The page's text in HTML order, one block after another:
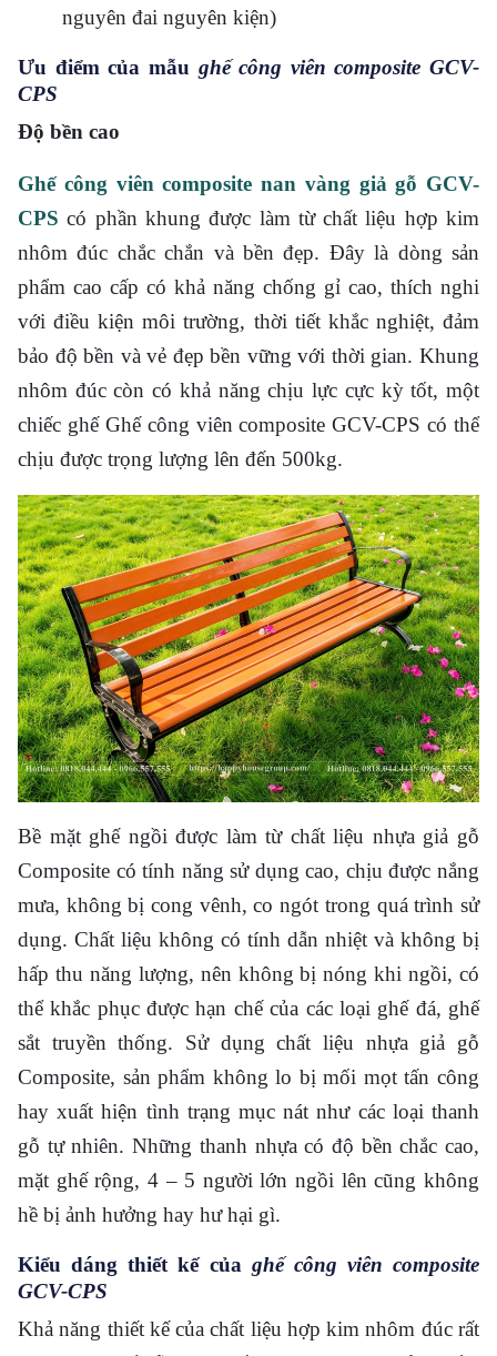
nguyên đai nguyên kiện)
Ưu điểm của mẫu ghế công viên composite GCV-
CPS
Độ bền cao
Ghế công viên composite nan vàng giả gỗ GCV-
CPS có phần khung được làm từ chất liệu hợp kim
nhôm đúc chắc chắn và bền đẹp. Đây là dòng sản
phẩm cao cấp có khả năng chống gỉ cao, thích nghi
với điều kiện môi trường, thời tiết khắc nghiệt, đảm
bảo độ bền và vẻ đẹp bền vững với thời gian. Khung
nhôm đúc còn có khả năng chịu lực cực kỳ tốt, một
chiếc ghế Ghế công viên composite GCV-CPS có thể
chịu được trọng lượng lên đến 500kg.
Bề mặt ghế ngồi được làm từ chất liệu nhựa giả gỗ
Composite có tính năng sử dụng cao, chịu được nắng
mưa, không bị cong vênh, co ngót trong quá trình sử
dụng. Chất liệu không có tính dẫn nhiệt và không bị
hấp thu năng lượng, nên không bị nóng khi ngồi, có
thể khắc phục được hạn chế của các loại ghế đá, ghế
sắt truyền thống. Sử dụng chất liệu nhựa giả gỗ
Composite, sản phẩm không lo bị mối mọt tấn công
hay xuất hiện tình trạng mục nát như các loại thanh
gỗ tự nhiên. Những thanh nhựa có độ bền chắc cao,
mặt ghế rộng, 4 – 5 người lớn ngồi lên cũng không
hề bị ảnh hưởng hay hư hại gì.
Kiểu dáng thiết kế của ghế công viên composite
GCV-CPS
Khả năng thiết kế của chất liệu hợp kim nhôm đúc rất